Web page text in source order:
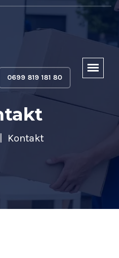
0699 819 181 80
Kontakt